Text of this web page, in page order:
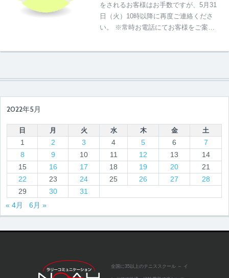
をされるお客様はお手数ですが、5月31
日（火）10時以降に再度ご連絡くださ
い。 ※常時お電話にてお客様をご案…
2022年5月
日 月 火 水 木 金 土
1 2 3 4 5 6
7
8
9 10 11 12 13
14
15
16 17 18 19 20
21
22
23 24 25 26 27
28
29
30
31
« 4月
6月 »
全国に35以上のテニススクール ～ イ